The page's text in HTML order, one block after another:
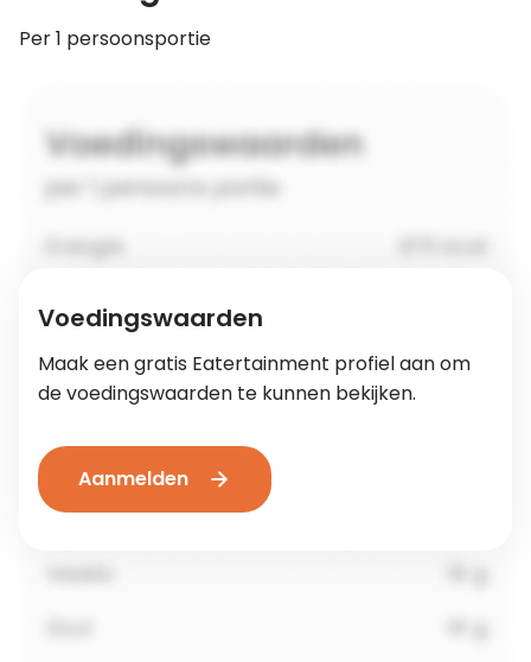
Per 1 persoonsportie
Voedingswaarden
Maak een gratis Eatertainment profiel aan om
de voedingswaarden te kunnen bekijken.
Aanmelden